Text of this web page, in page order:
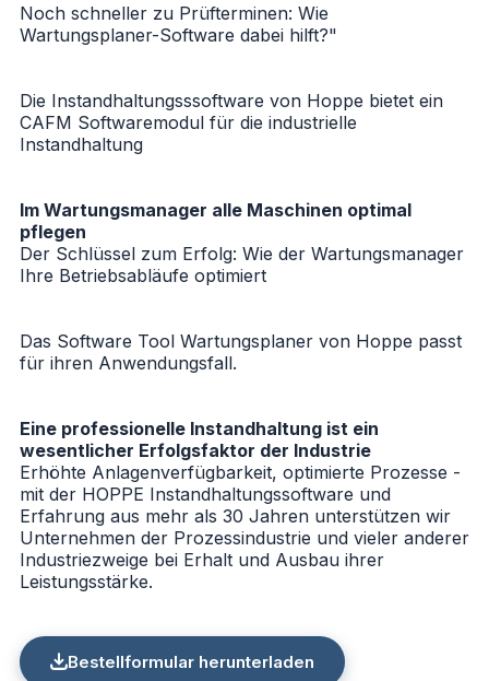
Noch schneller zu Prüfterminen: Wie
Wartungsplaner-Software dabei hilft?"
Die Instandhaltungsssoftware von Hoppe bietet ein
CAFM Softwaremodul für die industrielle
Instandhaltung
Im Wartungsmanager alle Maschinen optimal
pflegen
Der Schlüssel zum Erfolg: Wie der Wartungsmanager
Ihre Betriebsabläufe optimiert
Das Software Tool Wartungsplaner von Hoppe passt
für ihren Anwendungsfall.
Eine professionelle Instandhaltung ist ein
wesentlicher Erfolgsfaktor der Industrie
Erhöhte Anlagenverfügbarkeit, optimierte Prozesse -
mit der HOPPE Instandhaltungssoftware und
Erfahrung aus mehr als 30 Jahren unterstützen wir
Unternehmen der Prozessindustrie und vieler anderer
Industriezweige bei Erhalt und Ausbau ihrer
Leistungsstärke.
Bestellformular herunterladen